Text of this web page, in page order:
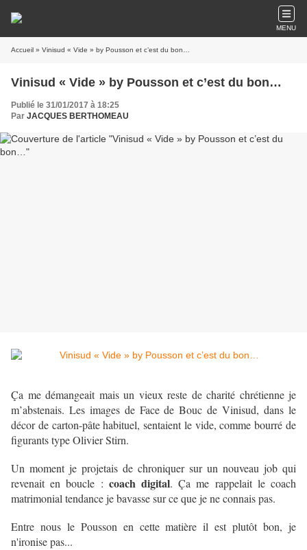
MENU
Accueil » Vinisud « Vide » by Pousson et c’est du bon…
Vinisud « Vide » by Pousson et c’est du bon…
Publié le 31/01/2017 à 18:25
Par JACQUES BERTHOMEAU
Ça me démangeait mais un vieux reste de charité chrétienne je
m’abstenais. Les images de Face de Bouc de Vinisud, dans le
décor de carton-pâte habituel, sentaient le vide, comme bourré de
figurants type Olivier Stirn.
Un moment je projetais de chroniquer sur un nouveau job qui
revenait en boucle : coach digital. Ça me rappelait le coach
matrimonial tendance je bavasse sur ce que je ne connais pas.
Entre nous le Pousson en cette matière il est plutôt bon, je
n'ironise pas...